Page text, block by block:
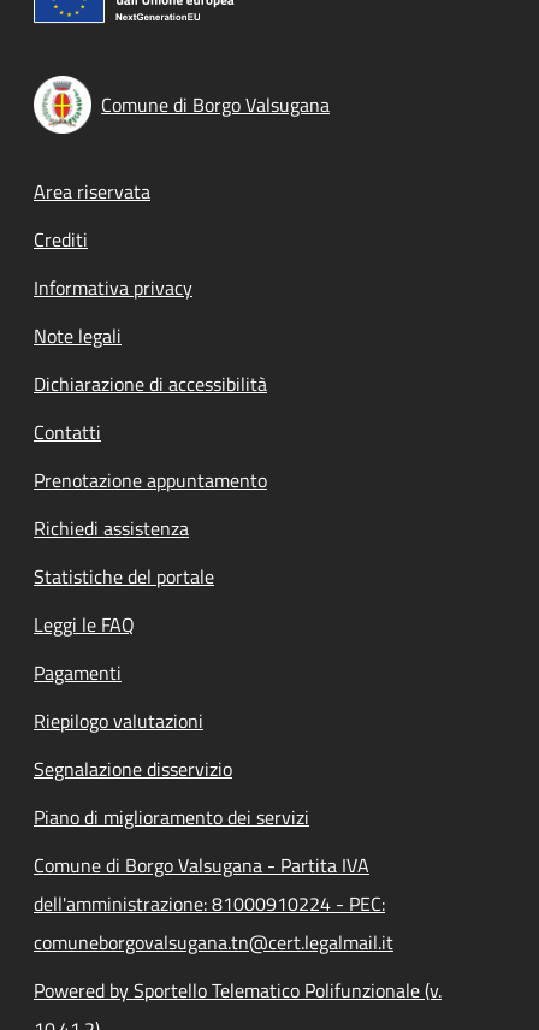
Comune di Borgo Valsugana
Footer menu
Area riservata
Crediti
Informativa privacy
Note legali
Dichiarazione di accessibilità
Contatti
Prenotazione appuntamento
Richiedi assistenza
Statistiche del portale
Leggi le FAQ
Pagamenti
Riepilogo valutazioni
Segnalazione disservizio
Piano di miglioramento dei servizi
Comune di Borgo Valsugana - Partita IVA
dell'amministrazione: 81000910224 - PEC:
comuneborgovalsugana.tn@cert.legalmail.it
Powered by Sportello Telematico Polifunzionale (v.